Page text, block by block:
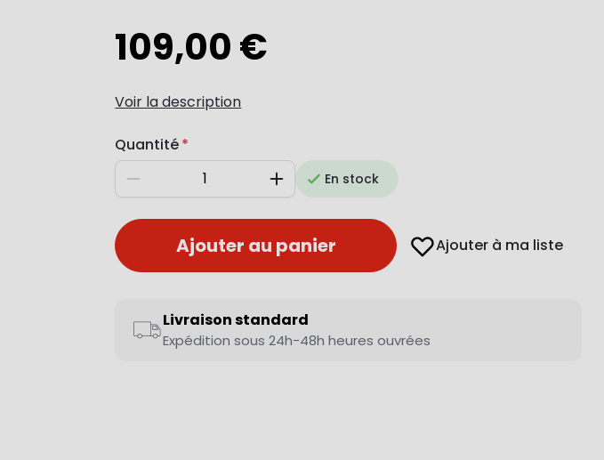
109,00 €
Voir la description
Quantité
Diminuer AugmenterEn stock
Ajouter au panier Ajouter à ma liste
Livraison standard
Expédition sous 24h-48h heures ouvrées